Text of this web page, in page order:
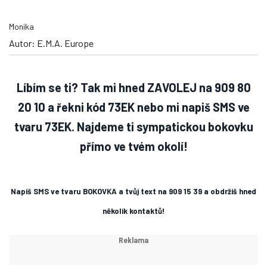
Monika
Autor: E.M.A. Europe
Líbím se ti? Tak mi hned ZAVOLEJ na 909 80
20 10 a řekni kód 73EK nebo mi napiš SMS ve
tvaru 73EK. Najdeme ti sympatickou bokovku
přímo ve tvém okolí!
Napiš SMS ve tvaru BOKOVKA a tvůj text na 909 15 39 a obdržíš hned
několik kontaktů!